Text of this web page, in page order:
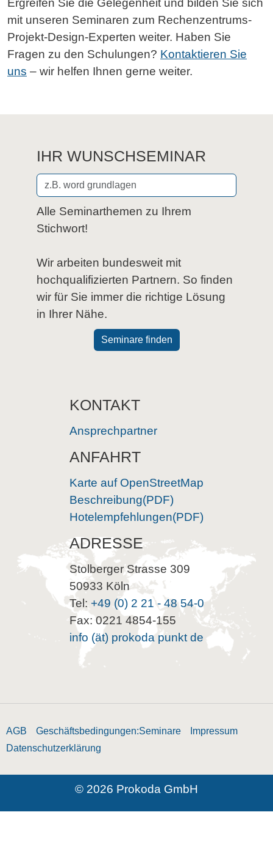
Ergreifen Sie die Gelegenheit und bilden Sie sich
mit unseren Seminaren zum Rechenzentrums-
Projekt-Design-Experten weiter. Haben Sie
Fragen zu den Schulungen? Kontaktieren Sie
uns – wir helfen Ihnen gerne weiter.
IHR WUNSCHSEMINAR
Alle Seminarthemen zu Ihrem
Stichwort!
Wir arbeiten bundesweit mit
hochqualifizierten Partnern. So finden
wir für Sie immer die richtige Lösung
in Ihrer Nähe.
Seminare finden
KONTAKT
Ansprechpartner
ANFAHRT
Karte auf OpenStreetMap
Beschreibung(PDF)
Hotelempfehlungen(PDF)
ADRESSE
Stolberger Strasse 309
50933 Köln
Tel: +49 (0) 2 21 - 48 54-0
Fax: 0221 4854-155
info (ät) prokoda punkt de
AGB Geschäftsbedingungen:Seminare
Impressum
Datenschutzerklärung
© 2026 Prokoda GmbH